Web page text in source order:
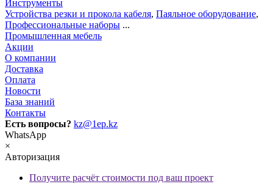
Инструменты
Устройства резки и прокола кабеля, Паяльное оборудование,
Профессиональные наборы ...
Промышленная мебель
Акции
О компании
Доставка
Оплата
Новости
База знаний
Контакты
Есть вопросы? kz@1ep.kz
WhatsApp
×
Авторизация
Получите расчёт стоимости под ваш проект